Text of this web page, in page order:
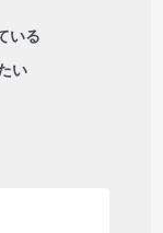
いる
い